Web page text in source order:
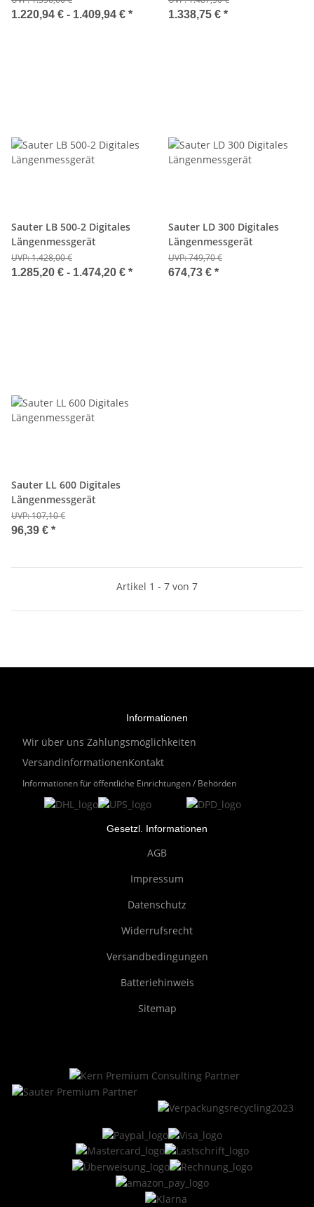
1.220,94 € - 1.409,94 € *
1.338,75 € *
Sauter LB 500-2 Digitales
Längenmessgerät
UVP:1.428,00 €
1.285,20 € - 1.474,20 € *
Sauter LD 300 Digitales
Längenmessgerät
UVP:749,70 €
674,73 € *
Sauter LL 600 Digitales
Längenmessgerät
UVP:107,10 €
96,39 € *
Artikel 1 - 7 von 7
Informationen
Wir über uns Zahlungsmöglichkeiten
VersandinformationenKontakt
Informationen für öffentliche Einrichtungen / Behörden
Gesetzl. Informationen
AGB
Impressum
Datenschutz
Widerrufsrecht
Versandbedingungen
Batteriehinweis
Sitemap